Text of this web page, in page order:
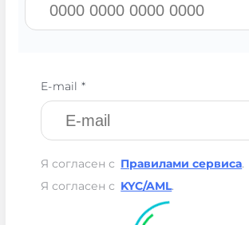
E-mail *
Я согласен с Правилами сервиса.
Я согласен с KYC/AML.